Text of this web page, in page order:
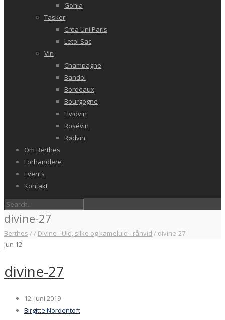
Gohia
Tasker
Crea Uni Paris
Letol Sac
Vin
Champagne
Bandol
Bordeaux
Bourgogne
Hvidvin
Rosévin
Rødvin
Om Berthes
Forhandlere
Events
Kontakt
divine-27
Berthes // Divine - Uld, silke og kameluld - råhvid / divine-27
jun 12
divine-27
12. juni 2019
Birgitte Nordentoft